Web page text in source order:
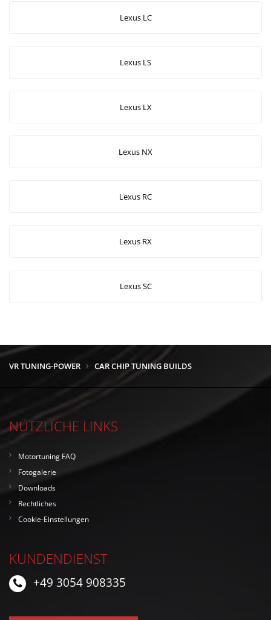
Lexus LC
Lexus LS
Lexus LX
Lexus NX
Lexus RC
Lexus RX
Lexus SC
VR TUNING-POWER CAR CHIP TUNING BUILDS
NÜTZLICHE LINKS
Motortuning FAQ
Fotogalerie
Downloads
Rechtliches
Cookie-Einstellungen
KUNDENDIENST
+49 3054 908335